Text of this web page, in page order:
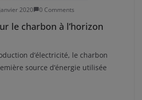
2020 0 Comments
le charbon à l’horizon
d’électricité, le charbon
source d’énergie utilisée